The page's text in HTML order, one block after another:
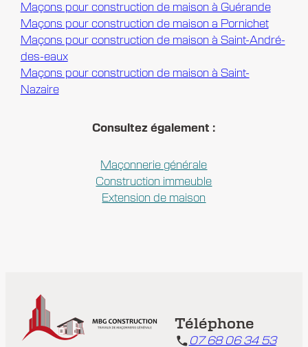
Maçons pour construction de maison à Guérande
Maçons pour construction de maison a Pornichet
Maçons pour construction de maison à Saint-André-
des-eaux
Maçons pour construction de maison à Saint-
Nazaire
Consultez également :
Maçonnerie générale
Construction immeuble
Extension de maison
Téléphone
07 68 06 34 53